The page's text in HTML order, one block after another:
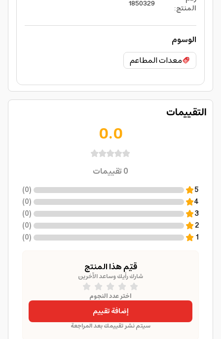
المنتج:
1850329
الوسوم
معدات المطاعم
التقييمات
0.0
0تقييمات
5
(
0
)
4
(
0
)
3
(
0
)
2
(
0
)
1
(
0
)
قيّم هذا المنتج
شارك رأيك وساعد الآخرين
اختر عدد النجوم
إضافة تقييم
سيتم نشر تقييمك بعد المراجعة